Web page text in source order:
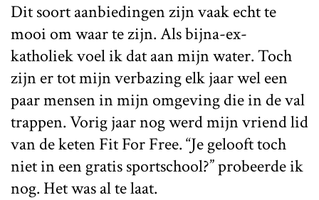
Dit soort aanbiedingen zijn vaak echt te
mooi om waar te zijn. Als bijna-ex-
katholiek voel ik dat aan mijn water. Toch
zijn er tot mijn verbazing elk jaar wel een
paar mensen in mijn omgeving die in de val
trappen. Vorig jaar nog werd mijn vriend lid
van de keten Fit For Free. “Je gelooft toch
niet in een gratis sportschool?” probeerde ik
nog. Het was al te laat.